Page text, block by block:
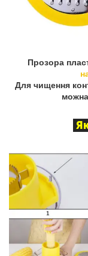
Прозора
Для чищення